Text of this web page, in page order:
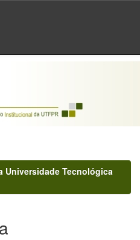
Tecnológica